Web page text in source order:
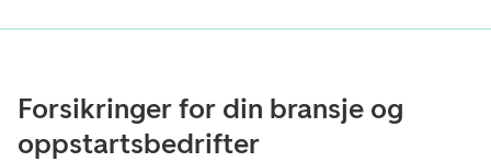
Forsikringer for din bransje og
oppstartsbedrifter